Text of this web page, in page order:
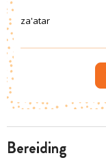
bereiding
za'atar